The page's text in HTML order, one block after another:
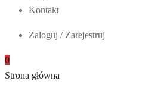
Kontakt
Zaloguj / Zarejestruj
0
Strona główna